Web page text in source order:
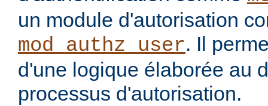
un module d'autorisation
mod_authz_user. Il
d'une logique élaborée au
processus d'autorisation.